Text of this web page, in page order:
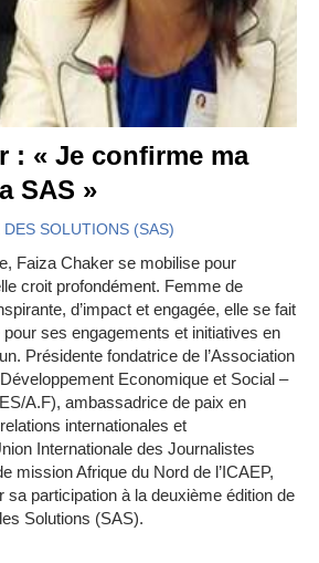
: « Je confirme ma
SAS »
SOLUTIONS (SAS)
Faiza Chaker se mobilise pour
croit profondément. Femme de
d’impact et engagée, elle se fait
ses engagements et initiatives en
Présidente fondatrice de l’Association
Economique et Social –
A.F), ambassadrice de paix en
internationales et
Internationale des Journalistes
mission Afrique du Nord de l’ICAEP,
sa participation à la deuxième édition de
Solutions (SAS).